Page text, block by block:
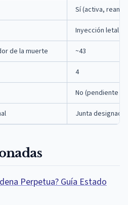
Sí (activa,
Inyección letal
de la muerte ~43
4
No (pendiente la
Junta
Perpetua? Guía Estado